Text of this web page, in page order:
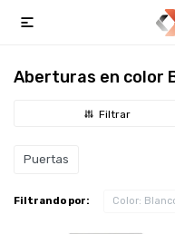

Aberturas en color
Puertas
Filtrando por: Color: